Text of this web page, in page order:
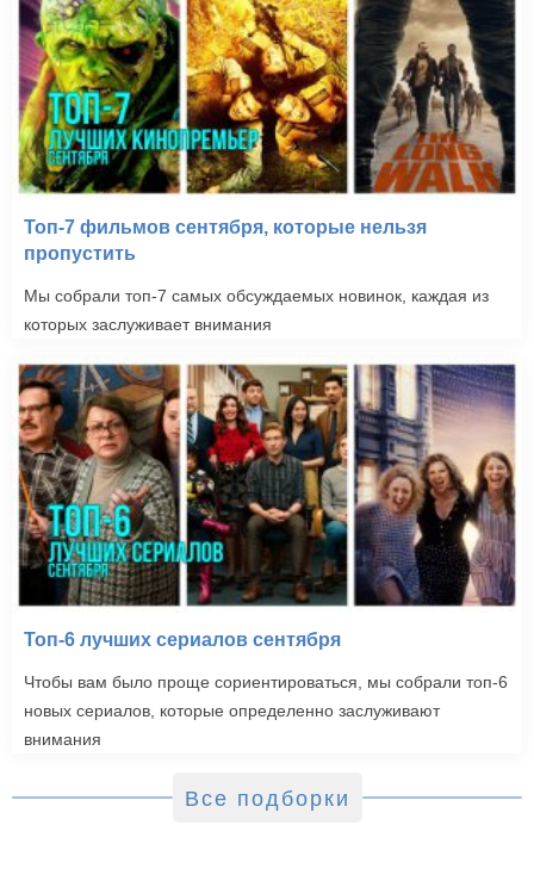
Топ-7 фильмов сентября, которые нельзя
пропустить
Мы собрали топ-7 самых обсуждаемых новинок, каждая из
которых заслуживает внимания
Топ-6 лучших сериалов сентября
Чтобы вам было проще сориентироваться, мы собрали топ-6
новых сериалов, которые определенно заслуживают
внимания
Все подборки